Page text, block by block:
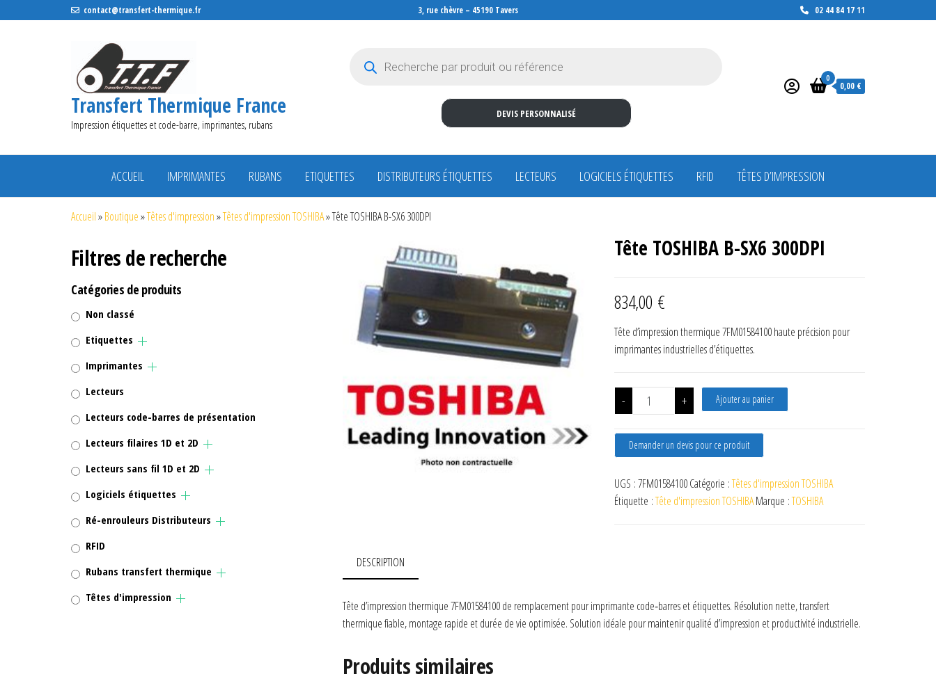
contact@transfert-thermique.fr 3, rue chèvre – 45190 Tavers 02 44 84 17 11
Transfert Thermique France
Impression étiquettes et code-barre, imprimantes, rubans
DEVIS PERSONNALISÉ
0
0,00 €
ACCUEIL IMPRIMANTES RUBANS ETIQUETTES DISTRIBUTEURS ÉTIQUETTES LECTEURS LOGICIELS ÉTIQUETTES RFID TÊTES D’IMPRESSION
Accueil»Boutique»Têtes d'impression»Têtes d'impression TOSHIBA»Tête TOSHIBA B-SX6 300DPI
Tête TOSHIBA B-SX6 300DPI
834,00 €
Tête d’impression thermique 7FM01584100 haute précision pour
imprimantes industrielles d’étiquettes.
- quantité de Tête TOSHIBA B-SX6 300DPI
+ Ajouter au panier
Demander un devis pour ce produit
UGS :7FM01584100Catégorie :Têtes d'impression TOSHIBA
Étiquette :Tête d'impression TOSHIBAMarque :TOSHIBA
DESCRIPTION
Tête d’impression thermique 7FM01584100 de remplacement pour imprimante code‑barres et étiquettes. Résolution nette, transfert
thermique fiable, montage rapide et durée de vie optimisée. Solution idéale pour maintenir qualité d’impression et productivité industrielle.
Produits similaires
Filtres de recherche
Catégories de produits
Non classé
Etiquettes
Imprimantes
Lecteurs
Lecteurs code-barres de présentation
Lecteurs filaires 1D et 2D
Lecteurs sans fil 1D et 2D
Logiciels étiquettes
Ré-enrouleurs Distributeurs
RFID
Rubans transfert thermique
Têtes d'impression